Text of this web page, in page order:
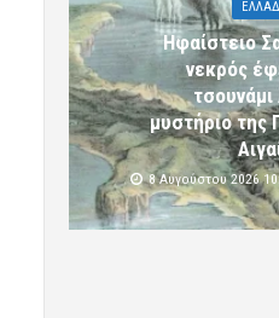
Ηφαίστειο
νεκρός
τσουνάμι
μυστήριο της
8 Αυγούστου 2026